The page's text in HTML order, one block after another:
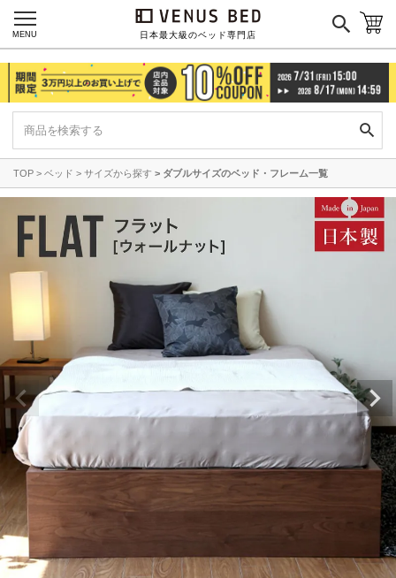
日本最大級のベッド専門店
MENU
TOP ベッド サイズから探す ダブルサイズのベッド・フレーム一覧